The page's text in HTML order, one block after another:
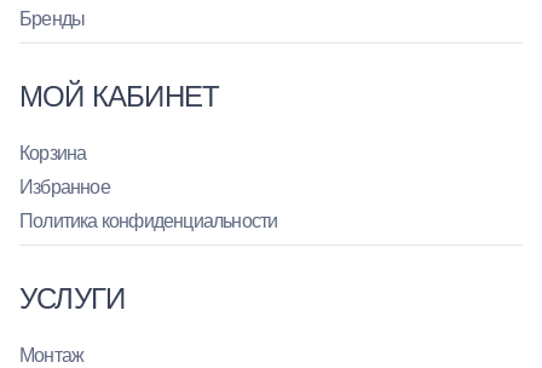
Бренды
МОЙ КАБИНЕТ
Корзина
Избранное
Политика конфиденциальности
УСЛУГИ
Монтаж